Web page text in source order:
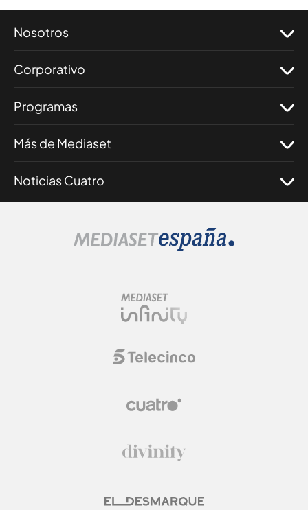
Nosotros
Corporativo
Programas
Más de Mediaset
Noticias Cuatro